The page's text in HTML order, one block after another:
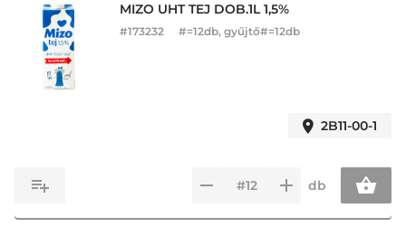
MIZO UHT TEJ DOB.1L 1,5%
#173232 #=12db, gyűjtő#=12db
2B11-00-1
db